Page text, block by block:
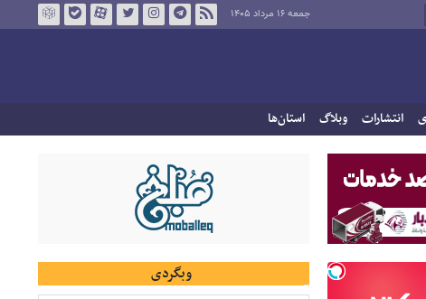
جمعه ۱۶ مرداد ۱۴۰۵
انتشارات وبلاگ استان‌ها
وبگردی